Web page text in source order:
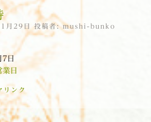
月29日 投稿者:mushi-bunko
7日
業日
リンク